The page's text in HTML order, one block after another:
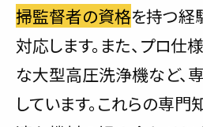
掃監督者の資格を持つ
対応します。また、プロ
な大型高圧洗浄機など、
しています。これらの専門